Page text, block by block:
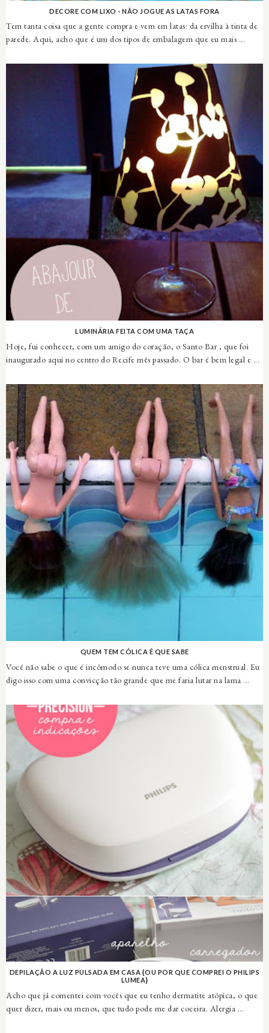
DECORE COM LIXO - NÃO JOGUE AS LATAS FORA
Tem tanta coisa que a gente compra e vem em latas: da ervilha à tinta de
parede. Aqui, acho que é um dos tipos de embalagem que eu mais ...
LUMINÁRIA FEITA COM UMA TAÇA
Hoje, fui conhecer, com um amigo do coração, o Santo Bar , que foi
inaugurado aqui no centro do Recife mês passado. O bar é bem legal e ...
QUEM TEM CÓLICA É QUE SABE
Você não sabe o que é incômodo se nunca teve uma cólica menstrual. Eu
digo isso com uma convicção tão grande que me faria lutar na lama ...
DEPILAÇÃO A LUZ PULSADA EM CASA {OU POR QUE COMPREI O PHILIPS
LUMEA}
Acho que já comentei com vocês que eu tenho dermatite atópica, o que
quer dizer, mais ou menos, que tudo pode me dar coceira. Alergia ...